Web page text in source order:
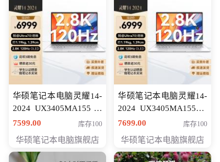
华硕笔记本电脑灵耀14-
2024 UX3405MA155冰
川银 oled 智慧轻薄本 会
7599.00 库存100
华硕笔记本电脑旗舰店
华硕笔记本电脑灵耀14-
2024 UX3405MA155夜
空蓝 oled 智慧轻薄本 会
7699.00 库存100
华硕笔记本电脑旗舰店